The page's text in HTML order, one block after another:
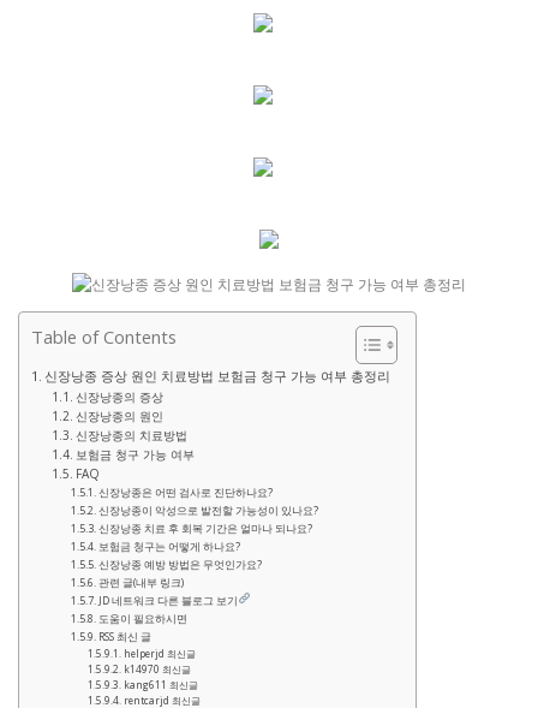
Table of Contents
신장낭종 증상 원인 치료방법 보험금 청구 가능 여부 총정리
신장낭종의 증상
신장낭종의 원인
신장낭종의 치료방법
보험금 청구 가능 여부
FAQ
신장낭종은 어떤 검사로 진단하나요?
신장낭종이 악성으로 발전할 가능성이 있나요?
신장낭종 치료 후 회복 기간은 얼마나 되나요?
보험금 청구는 어떻게 하나요?
신장낭종 예방 방법은 무엇인가요?
관련 글(내부 링크)
JD 네트워크 다른 블로그 보기
도움이 필요하시면
RSS 최신 글
helperjd 최신글
k14970 최신글
kang611 최신글
rentcarjd 최신글